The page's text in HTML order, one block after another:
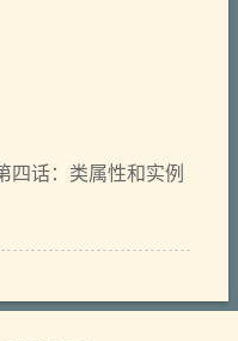
四话：类属性和实例